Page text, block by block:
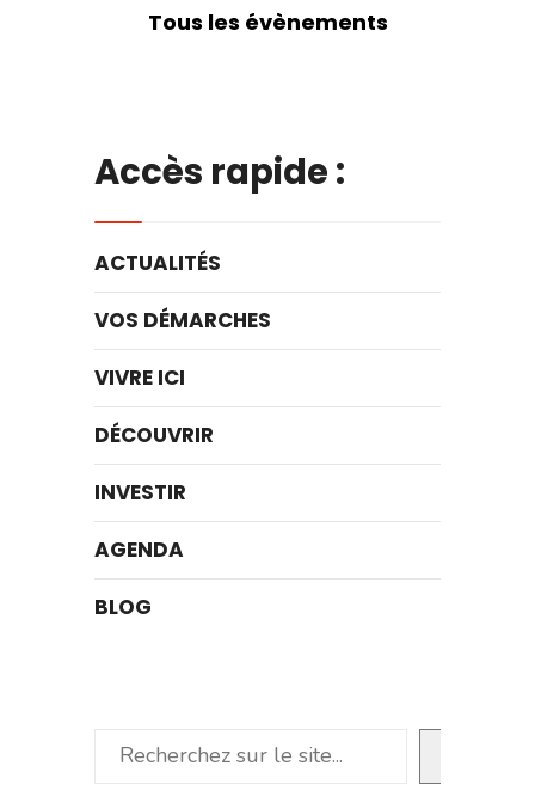
Tous les évènements
Accès rapide :
ACTUALITÉS
VOS DÉMARCHES
VIVRE ICI
DÉCOUVRIR
INVESTIR
AGENDA
BLOG
Rechercher